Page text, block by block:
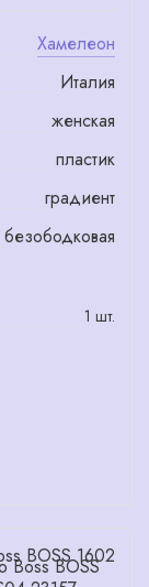
Хамелеон
Италия
женская
пластик
градиент
безободковая
1 шт.
BOSS 1602